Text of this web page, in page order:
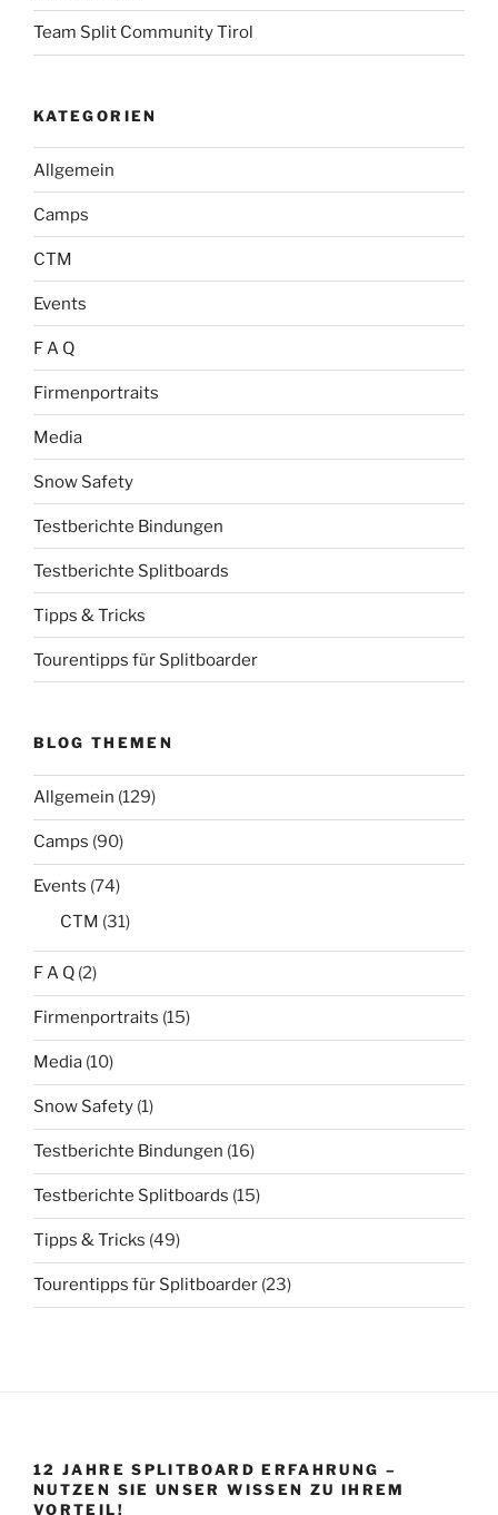
Team Split Community Tirol
KATEGORIEN
Allgemein
Camps
CTM
Events
F A Q
Firmenportraits
Media
Snow Safety
Testberichte Bindungen
Testberichte Splitboards
Tipps & Tricks
Tourentipps für Splitboarder
BLOG THEMEN
Allgemein (129)
Camps (90)
Events (74)
CTM (31)
F A Q (2)
Firmenportraits (15)
Media (10)
Snow Safety (1)
Testberichte Bindungen (16)
Testberichte Splitboards (15)
Tipps & Tricks (49)
Tourentipps für Splitboarder (23)
12 JAHRE SPLITBOARD ERFAHRUNG –
NUTZEN SIE UNSER WISSEN ZU IHREM
VORTEIL!